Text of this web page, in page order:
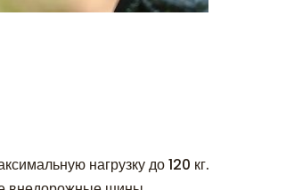
нагрузку до 120 кг.